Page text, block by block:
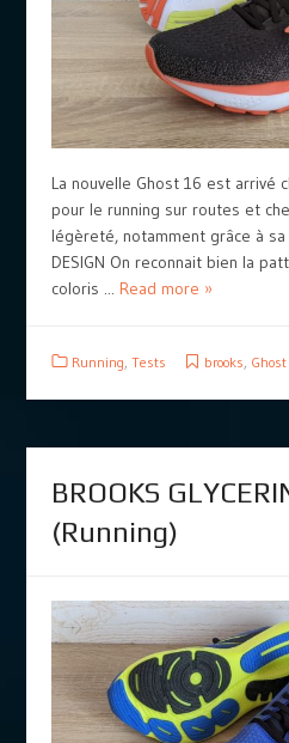
La nouvelle Ghost 16 est arrivé
pour le running sur routes et
légèreté, notamment grâce à sa
DESIGN On reconnait bien la
coloris ... Read more »
Running, Tests brooks,
BROOKS
(Running)